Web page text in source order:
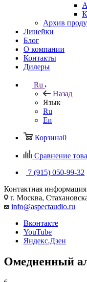
Архив
Линейки
Блог
О компании
Контакты
Дилеры
Ru
Назад
Язык
Ru
En
Корзина0
Сравнение
7 (915) 050-99-32
Контактная информация
г. Москва,
info@aspectaudio.ru
Вконтакте
YouTube
Яндекс.Дзен
Омедненный